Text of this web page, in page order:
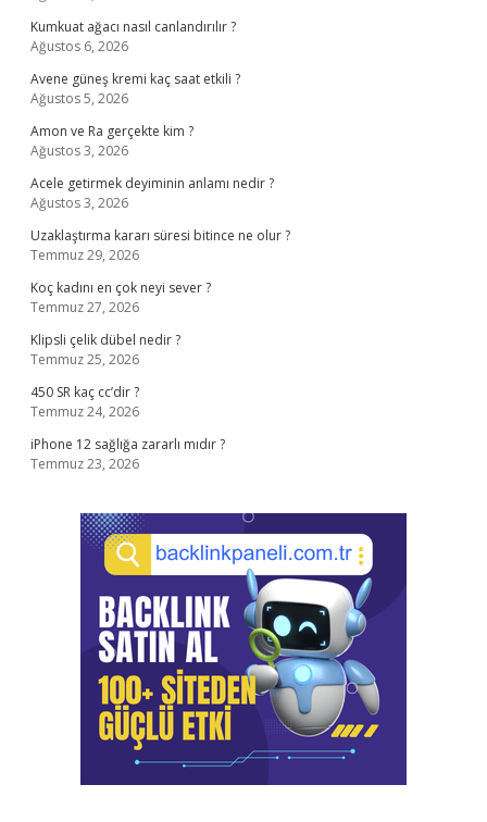
Kumkuat ağacı nasıl canlandırılır ?
Ağustos 6, 2026
Avene güneş kremi kaç saat etkili ?
Ağustos 5, 2026
Amon ve Ra gerçekte kim ?
Ağustos 3, 2026
Acele getirmek deyiminin anlamı nedir ?
Ağustos 3, 2026
Uzaklaştırma kararı süresi bitince ne olur ?
Temmuz 29, 2026
Koç kadını en çok neyi sever ?
Temmuz 27, 2026
Klipsli çelik dübel nedir ?
Temmuz 25, 2026
450 SR kaç cc’dir ?
Temmuz 24, 2026
iPhone 12 sağlığa zararlı mıdır ?
Temmuz 23, 2026